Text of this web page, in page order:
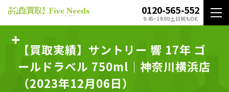
0120-565-552
9:45~19:00 土日祝もOK
【買取実績】サントリー 響 17年 ゴ
ールドラベル 750ml｜神奈川横浜店
（2023年12月06日）